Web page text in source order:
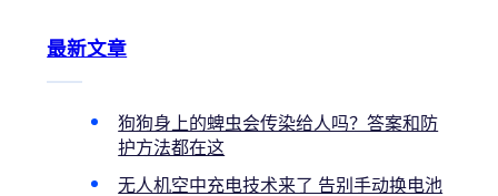
最新文章
狗狗身上的蜱虫会传染给人吗？答案和防
护方法都在这
无人机空中充电技术来了 告别手动换电池